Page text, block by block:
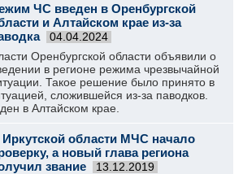
ЧС введен в Оренбургской
и Алтайском крае из-за
04.04.2024
Оренбургской области объявили о
в регионе режима чрезвычайной
Такое решение было принято в
сложившейся из-за паводков.
в Алтайском крае.
области МЧС начало
а новый глава региона
звание
13.12.2019